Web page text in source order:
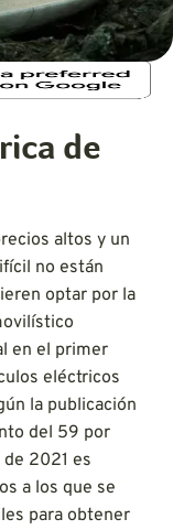
de
altos y un
no están
optar por la
en el primer
eléctricos
la publicación
del 59 por
2021 es
a los que se
para obtener